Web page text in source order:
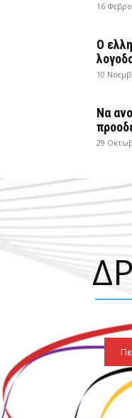
16
Ο
10
Να
29